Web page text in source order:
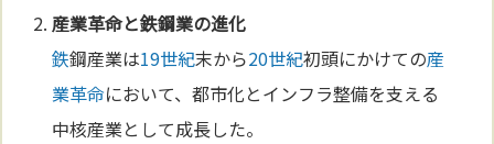
産業革命と鉄鋼業の進化
鉄鋼産業は19世紀末から20世紀初頭にかけての産
業革命において、都市化とインフラ整備を支える
中核産業として成長した。